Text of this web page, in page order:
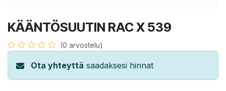
KÄÄNTÖSUUTIN RAC X 539
(0 arvostelu)
Ota yhteyttä saadaksesi hinnat